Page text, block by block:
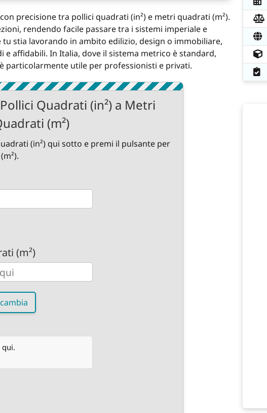
precisione tra pollici quadrati (in²) e metri quadrati (m²).
rendendo facile passare tra i sistemi imperiale e
stia lavorando in ambito edilizio, design o immobiliare,
affidabili. In Italia, dove il sistema metrico è standard,
particolarmente utile per professionisti e privati.
Quadrati (in²) a Metri
(m²)
(in²) qui sotto e premi il pulsante per
(m²)
qui.